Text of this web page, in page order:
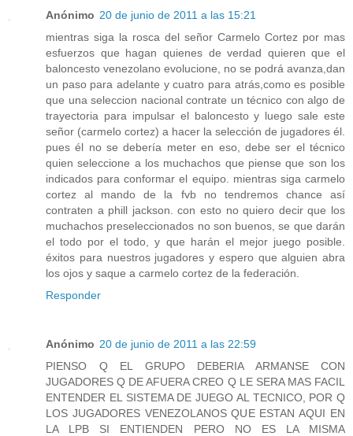
Anónimo 20 de junio de 2011 a las 15:21
mientras siga la rosca del señor Carmelo Cortez por mas
esfuerzos que hagan quienes de verdad quieren que el
baloncesto venezolano evolucione, no se podrá avanza,dan
un paso para adelante y cuatro para atrás,como es posible
que una seleccion nacional contrate un técnico con algo de
trayectoria para impulsar el baloncesto y luego sale este
señor (carmelo cortez) a hacer la selección de jugadores él.
pues él no se debería meter en eso, debe ser el técnico
quien seleccione a los muchachos que piense que son los
indicados para conformar el equipo. mientras siga carmelo
cortez al mando de la fvb no tendremos chance así
contraten a phill jackson. con esto no quiero decir que los
muchachos preseleccionados no son buenos, se que darán
el todo por el todo, y que harán el mejor juego posible.
éxitos para nuestros jugadores y espero que alguien abra
los ojos y saque a carmelo cortez de la federación.
Responder
Anónimo 20 de junio de 2011 a las 22:59
PIENSO Q EL GRUPO DEBERIA ARMANSE CON
JUGADORES Q DE AFUERA CREO Q LE SERA MAS FACIL
ENTENDER EL SISTEMA DE JUEGO AL TECNICO, POR Q
LOS JUGADORES VENEZOLANOS QUE ESTAN AQUI EN
LA LPB SI ENTIENDEN PERO NO ES LA MISMA